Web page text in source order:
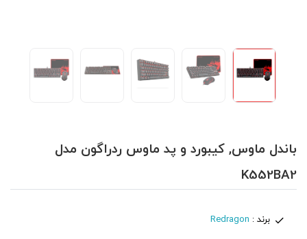
باندل ماوس, کیبورد و پد ماوس ردراگون مدل
K552BA2
برند : Redragon